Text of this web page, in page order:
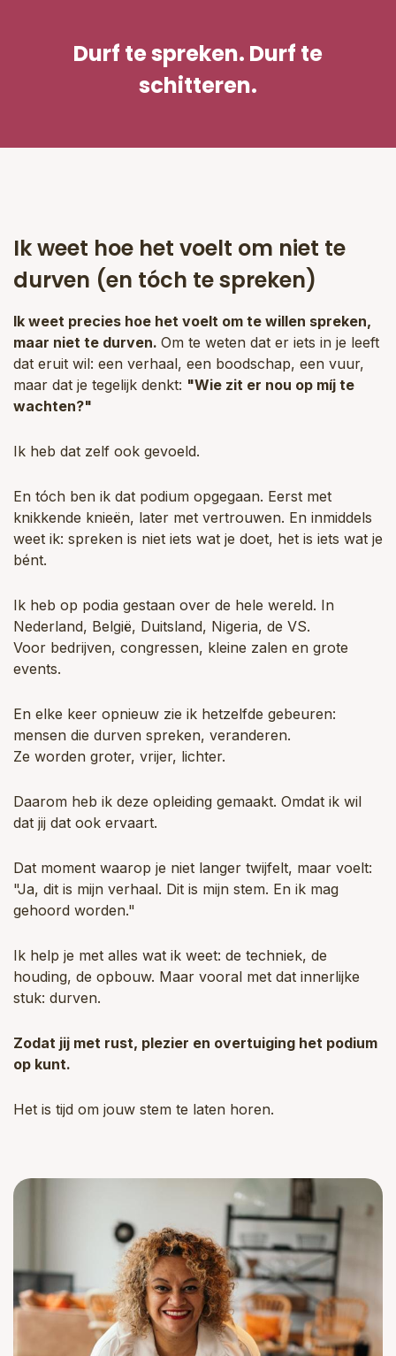
Durf te spreken. Durf te
schitteren.
Ik weet hoe het voelt om niet te
durven (en tóch te spreken)
Ik weet precies hoe het voelt om te willen spreken,
maar niet te durven. Om te weten dat er iets in je leeft
dat eruit wil: een verhaal, een boodschap, een vuur,
maar dat je tegelijk denkt: "Wie zit er nou op míj te
wachten?"
Ik heb dat zelf ook gevoeld.
En tóch ben ik dat podium opgegaan. Eerst met
knikkende knieën, later met vertrouwen. En inmiddels
weet ik: spreken is niet iets wat je doet, het is iets wat je
bént.
Ik heb op podia gestaan over de hele wereld. In
Nederland, België, Duitsland, Nigeria, de VS.
Voor bedrijven, congressen, kleine zalen en grote
events.
En elke keer opnieuw zie ik hetzelfde gebeuren:
mensen die durven spreken, veranderen.
Ze worden groter, vrijer, lichter.
Daarom heb ik deze opleiding gemaakt. Omdat ik wil
dat jij dat ook ervaart.
Dat moment waarop je niet langer twijfelt, maar voelt:
"Ja, dit is mijn verhaal. Dit is mijn stem. En ik mag
gehoord worden."
Ik help je met alles wat ik weet: de techniek, de
houding, de opbouw. Maar vooral met dat innerlijke
stuk: durven.
Zodat jij met rust, plezier en overtuiging het podium
op kunt.
Het is tijd om jouw stem te laten horen.